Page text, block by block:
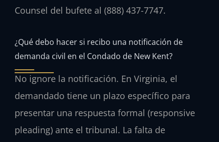
Counsel del bufete al (888) 437-7747.
¿Qué debo hacer si recibo una notificación de
demanda civil en el Condado de New Kent?
No ignore la notificación. En Virginia, el
demandado tiene un plazo específico para
presentar una respuesta formal (responsive
pleading) ante el tribunal. La falta de